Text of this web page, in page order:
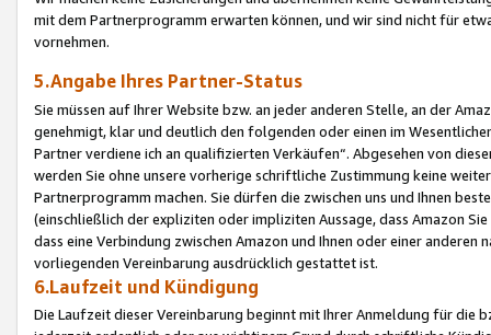
mit dem Partnerprogramm erwarten können, und wir sind nicht für
vornehmen.
5.Angabe Ihres Partner-Status
Sie müssen auf Ihrer Website bzw. an jeder anderen Stelle, an der
genehmigt, klar und deutlich den folgenden oder einen im
Partner verdiene ich an qualifizierten Verkäufen“. Abgesehen von
werden Sie ohne unsere vorherige schriftliche Zustimmung keine
Partnerprogramm machen. Sie dürfen die zwischen uns und Ihnen
(einschließlich der expliziten oder impliziten Aussage, dass Amazon
dass eine Verbindung zwischen Amazon und Ihnen oder einer
vorliegenden Vereinbarung ausdrücklich gestattet ist.
6.Laufzeit und Kündigung
Die Laufzeit dieser Vereinbarung beginnt mit Ihrer Anmeldung für die